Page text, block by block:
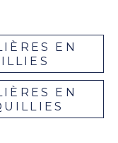
EN
EN